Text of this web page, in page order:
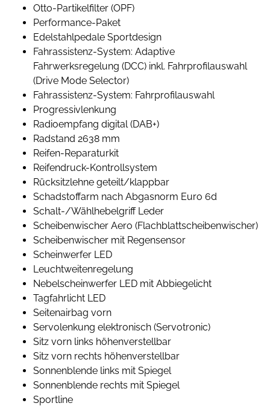
Otto-Partikelfilter (OPF)
Performance-Paket
Edelstahlpedale Sportdesign
Fahrassistenz-System: Adaptive
Fahrwerksregelung (DCC) inkl. Fahrprofilauswahl
(Drive Mode Selector)
Fahrassistenz-System: Fahrprofilauswahl
Progressivlenkung
Radioempfang digital (DAB+)
Radstand 2638 mm
Reifen-Reparaturkit
Reifendruck-Kontrollsystem
Rücksitzlehne geteilt/klappbar
Schadstoffarm nach Abgasnorm Euro 6d
Schalt-/Wählhebelgriff Leder
Scheibenwischer Aero (Flachblattscheibenwischer)
Scheibenwischer mit Regensensor
Scheinwerfer LED
Leuchtweitenregelung
Nebelscheinwerfer LED mit Abbiegelicht
Tagfahrlicht LED
Seitenairbag vorn
Servolenkung elektronisch (Servotronic)
Sitz vorn links höhenverstellbar
Sitz vorn rechts höhenverstellbar
Sonnenblende links mit Spiegel
Sonnenblende rechts mit Spiegel
Sportline